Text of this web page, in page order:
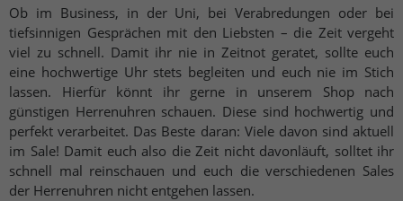
Ob im Business, in der Uni, bei Verabredungen oder bei
tiefsinnigen Gesprächen mit den Liebsten – die Zeit vergeht
viel zu schnell. Damit ihr nie in Zeitnot geratet, sollte euch
eine hochwertige Uhr stets begleiten und euch nie im Stich
lassen. Hierfür könnt ihr gerne in unserem Shop nach
günstigen Herrenuhren schauen. Diese sind hochwertig und
perfekt verarbeitet. Das Beste daran: Viele davon sind aktuell
im Sale! Damit euch also die Zeit nicht davonläuft, solltet ihr
schnell mal reinschauen und euch die verschiedenen Sales
der Herrenuhren nicht entgehen lassen.